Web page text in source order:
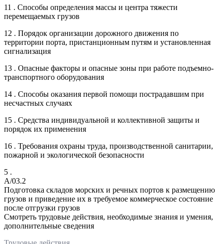
11 . Способы определения массы и центра тяжести
перемещаемых грузов
12 . Порядок организации дорожного движения по
территории порта, пристанционным путям и установленная
сигнализация
13 . Опасные факторы и опасные зоны при работе подъемно-
транспортного оборудования
14 . Способы оказания первой помощи пострадавшим при
несчастных случаях
15 . Средства индивидуальной и коллективной защиты и
порядок их применения
16 . Требования охраны труда, производственной санитарии,
пожарной и экологической безопасности
5 .
A/03.2
Подготовка складов морских и речных портов к размещению
грузов и приведение их в требуемое коммерческое состояние
после отгрузки грузов
Смотреть трудовые действия, необходимые знания и умения,
дополнительные сведения